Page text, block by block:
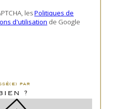
lesPolitiques de
d'utilisation de Google
par
?